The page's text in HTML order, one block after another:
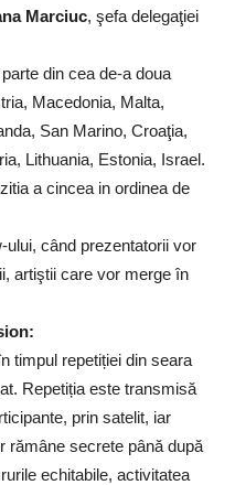
Marciuc, şefa delegaţiei
din cea de-a doua
Macedonia, Malta,
San Marino, Croaţia,
Lithuania, Estonia, Israel.
a cincea in ordinea de
ului, când prezentatorii vor
artiştii care vor merge în
timpul repetiției din seara
Repetiția este transmisă
prin satelit, iar
rămâne secrete până după
echitabile, activitatea